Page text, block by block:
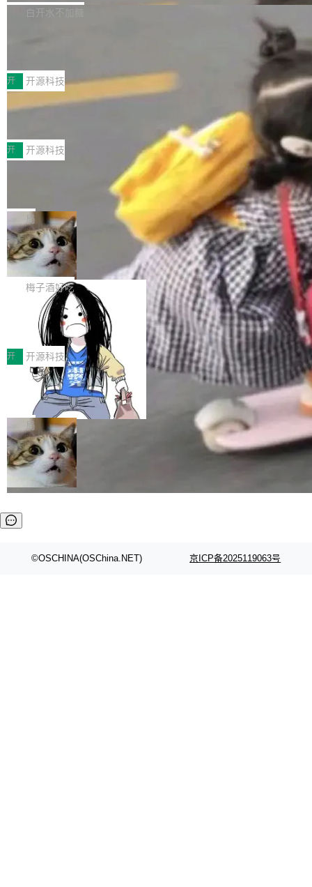
个主 agent 循环，外加一组后台 agent。这些后
库，并将作为transport接入Mooncake TENT。
MPComm将作为一种传输引擎接入Mooncake T
ENT，实现零拷贝传输性能提升30%、非零拷贝
传输性能最高提升5倍。UCL-MPComm底层基
于自研UCL-Engine通信引擎，后续腾讯网平将
持续开源更多基于UCL-Engine的高性能通信组
件。 腾讯网平团队在UCL-MPComm中实现了一
个独立于业务线程的全局通信引擎（Engine），
白开水不加糖
型案例入选名单》，深信服“面向企业研发场景的
开源 AI 编程平台 CoStrict 应用”凭借卓越的技术
创新与落地成效成功入选。 全链路私有化部署，
助力企业AI研发安全落地 当前，越来越多企业已
经开始引入 AI Coding 工具，通过调用公有云模
型或企业内部部署模型提升研发效率。但随着 AI
Coding 从个人辅助工具逐步走向团队级、组织
级应用，企业在规模化落地过程中，对安全性、
可控性和代码质量提出了更高要求。 首先是数据
安全与合规要求。对于大多数普通研发场景，公
有云模型能够满足快速试用和效率提升的需求。
但对于金融、能源、医疗等对数据安全要求较...
开 开源科技
深信服AI算力网关入选工信部人工智能
前不久，工业和信息化部正式发布《2025年人工
智能应用典型案例名单》，集中展示人工智能在
各领域的应用成果，覆盖技术底座、行业赋能、
产品应用、支撑保障、专题等五大方向。深信服
AI算力网关（AI创新平台）成功入选！ 随着各行
各业的Agent走向规模化建设，算力构成形态逐
渐丰富，用户关注的重点也在发生变化：不只是
让AI用起来，还要进一步看清混合算力时代下，
Token花在哪里、算力是否被充分利用，以及持
续增长的AI成本该如何优化。 深信服AI算力网关
正是围绕这些实际问题，从Token治理和成本治
理两个方面，让用户的每一份算力都看得清、管
得住、用得稳、省得下、更安全！ 一、从现在开
始，Token使用一目...
开 开源科技
Jeff Dean 离开 Google：一个时代的结
束，一个实验室的开始
Google 员工编号 20。MapReduce 作者之一。
Bigtable 作者之一。TensorFlow 的作者之一。
Gemini 的架构师。Google 首席科学家。 Jeff D
ean 在 Google 工作了 27 年后，宣布离职。 他
不是一个人走。一同离开的还有 Sanjay Ghema
wat（Google 员工编号 23，Jeff Dean 二十多
年的编程搭档，MapReduce 和 Bigtable 的共同
作者）、Quoc Le（Google 大脑核心成员，Se
q2Seq 和 DocAI 的共同发明人）以及 Oriol Vin
yals（Gemini 联合负责人，AlphaSta...
局
🔥 SolonCode v2026.8.4 发布：界面
字体可调、22 种语言、记忆搜索增强
打开终端就能上岗的全中文编码智能体，这一轮
把「看得清、用母语、记得住」三件事一次补
齐。 SolonCode 是什么 SolonCode 是杭州无
耳科技研发的企业级终端编码智能体——一位全
中文驱动的数字员工，自主理解需求、规划步
骤、编写代码。不挑模型、不挑平台，curl 一行
装完即用。 开源地址：Gitee · GitCode · GitHu
b 安装 支持 Java 8+（8~26）、macOS / Linu
x / Windows / Harmony PC。 # macOS / Linu
x / Harmony PC curl -fsSL https://solon.noea
r.org/solon...
梅子酒好吃
让“代码语义理解”深度释放AI Coding
价值潜能：华为云码道（CodeArts）
代码仓技术解析
一、代码仓深度理解技术的作用与价值 在软件工
程实践中，代码仓是企业核心知识资产的主要载
体。企业级代码仓库通常包含数十万乃至数百万
个文件，其规模远超单次模型调用可承载的上下
文窗口。随着项目规模的持续扩张与代码历史的
不断累积，代码仓中的模块关系、接口契约、业
务逻辑等关键信息往往分散于数十乃至数百个文
件之中，形成高度复杂的知识关联网络。传统的
代码检索手段（如关键词匹配、目录遍历）仅能
在语法层面完成文本定位，难以触及代码的语义
理解大规模代码仓时面临显著"代码仓理解"瓶
e深度理解服务"）是华为云码道（CodeA...
开 开源科技
一条“删库”命令跑 17 小时，算法工程
师删光 89TB 数据只为干私活
最高人民检察院8月4日公布了一起案件：北京一
名90后算法工程师王某，为了给自己接的私活腾
服务器空间，删光了公司AI游戏部门的全部核心
数据。 王某2024年1月入职东城区某科技公司AI
短剧部门，有互联网大厂背景。在公司内部架构
调整期间，部门三次通知全员将数据从A集群迁
数据。2024年9月3日下午4点，他使用此前登录
称为"删库跑路"的命令——最高管理员权限、无
局
©OSCHINA(OSChina.NET) 京ICP备2025119063号